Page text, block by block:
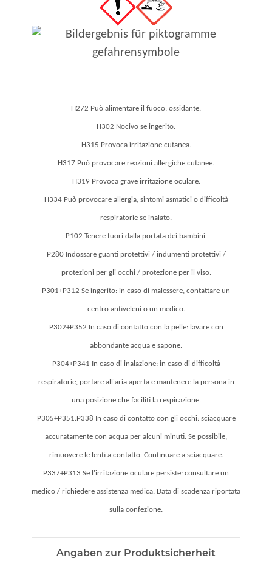
H272 Può alimentare il fuoco; ossidante.
H302 Nocivo se ingerito.
H315 Provoca irritazione cutanea.
H317 Può provocare reazioni allergiche cutanee.
H319 Provoca grave irritazione oculare.
H334 Può provocare allergia, sintomi asmatici o difficoltà
respiratorie se inalato.
P102 Tenere fuori dalla portata dei bambini.
P280 Indossare guanti protettivi / indumenti protettivi /
protezioni per gli occhi / protezione per il viso.
P301+P312 Se ingerito: in caso di malessere, contattare un
centro antiveleni o un medico.
P302+P352 In caso di contatto con la pelle: lavare con
abbondante acqua e sapone.
P304+P341 In caso di inalazione: in caso di difficoltà
respiratorie, portare all'aria aperta e mantenere la persona in
una posizione che faciliti la respirazione.
P305+P351.P338 In caso di contatto con gli occhi: sciacquare
accuratamente con acqua per alcuni minuti. Se possibile,
rimuovere le lenti a contatto. Continuare a sciacquare.
P337+P313 Se l'irritazione oculare persiste: consultare un
medico / richiedere assistenza medica. Data di scadenza riportata
sulla confezione.
Angaben zur Produktsicherheit